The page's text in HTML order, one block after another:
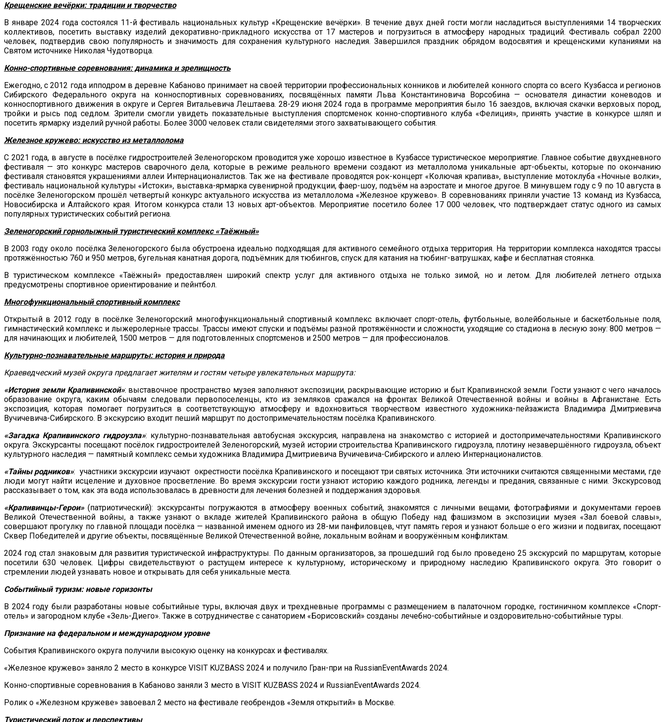
Крещенские вечёрки:традиции и творчество
В январе 2024 года состоялся 11-й фестиваль национальных культур «Крещенские вечёрки». В течение двух дней гости могли насладиться выступлениями 14 творческих
коллективов, посетить выставку изделий декоративно-прикладного искусства от 17 мастеров и погрузиться в атмосферу народных традиций. Фестиваль собрал 2200
человек, подтвердив свою популярность и значимость для сохранения культурного наследия. Завершился праздник обрядом водосвятия и крещенскими купаниями на
Святом источнике Николая Чудотворца.
Конно-спортивные соревнования:динамика и зрелищность
Ежегодно, с 2012 года ипподром в деревне Кабаново принимает на своей территории профессиональных конников и любителей конного спорта со всего Кузбасса и регионов
Сибирского Федерального округа на конноспортивных соревнованиях, посвящённых памяти Льва Константиновича Ворсобина — основателя династии коневодов и
конноспортивного движения в округе и Сергея Витальевича Лештаева. 28-29 июня 2024 года в программе мероприятия было 16 заездов, включая скачки верховых пород,
тройки и рысь под седлом. Зрители смогли увидеть показательные выступления спортсменок конно-спортивного клуба «Фелиция», принять участие в конкурсе шляп и
посетить ярмарку изделий ручной работы. Более 3000 человек стали свидетелями этого захватывающего события.
Железное кружево: искусство из металлолома
С 2021 года, в августе в посёлке гидростроителей Зеленогорском проводится уже хорошо известное в Кузбассе туристическое мероприятие. Главное событие двухдневного
фестиваля — это конкурс мастеров сварочного дела, которые в режиме реального времени создают из металлолома уникальные арт-обьекты, которые по окончанию
фестиваля становятся украшениями аллеи Интернационалистов. Так же на фестивале проводятся рок-концерт «Колючая крапива», выступление мотоклуба «Ночные волки»,
фестиваль национальной культуры «Истоки», выставка-ярмарка сувенирной продукции, фаер-шоу, подъём на аэростате и многое другое. В минувшем году с 9 по 10 августа в
посёлке Зеленогорском прошёл четвертый конкурс актуального искусства из металлолома «Железное кружево». В соревнованиях приняли участие 13 команд из Кузбасса,
Новосибирска и Алтайского края. Итогом конкурса стали 13 новых арт-объектов. Мероприятие посетило более 17 000 человек, что подтверждает статус одного из самых
популярных туристических событий региона.
Зеленогорский горнолыжный туристический комплекс«Таёжный»
В 2003 году около посёлка Зеленогорского была обустроена идеально подходящая для активного семейного отдыха территория. На территории комплекса находятся трассы
протяжённостью 760 и 950 метров, бугельная канатная дорога, подъёмник для тюбингов, спуск для катания на тюбинг-ватрушках, кафе и бесплатная стоянка.
В туристическом комплексе «Таёжный» предоставляен широкий спектр услуг для активного отдыха не только зимой, но и летом. Для любителей летнего отдыха
предусмотрены спортивное ориентирование и пейнтбол.
Многофункциональный спортивный комплекс
Открытый в 2012 году в посёлке Зеленогорский многофункциональный спортивный комплекс включает спорт-отель, футбольные, волейбольные и баскетбольные поля,
гимнастический комплекс и лыжеролерные трассы. Трассы имеют спуски и подъёмыразной протяжённости и сложности, уходящие со стадиона в лесную зону: 800 метров —
для начинающих и любителей, 1500 метров — для подготовленных спортсменов и 2500 метров — для профессионалов.
Культурно-познавательные маршруты: история и природа
Краеведческий музей округа предлагает жителям и гостям четыре увлекательных маршрута:
«История земли Крапивинской»: выставочное пространство музея заполняют экспозиции, раскрывающие историю и быт Крапивинской земли. Гости узнают с чего началось
образование округа, каким обычаям следовали первопоселенцы, кто из земляков сражался на фронтах Великой Отечественной войны и войны в Афганистане. Есть
экспозиция, которая помогает погрузиться в соответствующую атмосферу и вдохновиться творчеством известного художника-пейзажиста Владимира Дмитриевича
Вучичевича-Сибирского. В экскурсию входит пеший маршрут по достопримечательностям посёлка Крапивинского.
«Загадка Крапивинского гидроузла»: культурно-познавательная автобусная экскурсия, направлена на знакомство с историей и достопримечательностями Крапивинского
округа. Экскурсанты посещают посёлок гидростроителей Зеленогорский, музей истории строительства Крапивинского гидроузла, плотину незавершённого гидроузла, объект
культурного наследия — памятный комплекс семьи художника Владимира Дмитриевича Вучичевича-Сибирского и аллею Интернационалистов.
«Тайны родников»: участники экскурсии изучают окрестности посёлка Крапивинского и посещают три святых источника. Эти источники считаются священными местами, где
люди могут найти исцеление и духовное просветление. Во время экскурсии гости узнают историю каждого родника, легенды и предания, связанные с ними. Экскурсовод
рассказывает о том, как эта вода использовалась в древности для лечения болезней и поддержания здоровья.
«Крапивинцы-Герои»(патриотический): экскурсанты погружаются в атмосферу военных событий, знакомятся с личными вещами, фотографиями и документами героев
Великой Отечественной войны, а также узнают о вкладе жителей Крапивинского района в общую Победу над фашизмом в экспозиции музея «Зал боевой славы»,
совершают прогулку по главной площади посёлка — названной именем одного из 28-ми панфиловцев, чтут память героя и узнают больше о его жизни и подвигах, посещают
Сквер Победителей и другие объекты, посвящённые Великой Отечественной войне, локальным войнам и вооружённым конфликтам.
2024 год стал знаковым для развития туристической инфраструктуры. По данным организаторов, за прошедший год было проведено 25 экскурсий по маршрутам, которые
посетили 630 человек. Цифры свидетельствуют о растущем интересе к культурному, историческому и природному наследию Крапивинского округа. Это говорит о
стремлении людей узнавать новое и открывать для себя уникальные места.
Событийный туризм: новые горизонты
В 2024 году были разработаны новые событийные туры, включая двух и трехдневные программы с размещением в палаточном городке, гостиничном комплексе «Спорт-
отель» и загородном клубе «Зель-Диего». Также в сотрудничестве с санаторием «Борисовский» созданы лечебно-событийные и оздоровительно-событийные туры.
Признание на федеральном и международном уровне
События Крапивинского округа получили высокую оценку на конкурсах и фестивалях.
«Железное кружево» заняло 2 место в конкурсе VISIT KUZBASS 2024 и получило Гран-при на RussianEventAwards 2024.
Конно-спортивные соревнования в Кабаново заняли 3 место в VISIT KUZBASS 2024 и RussianEventAwards 2024.
Ролик о «Железном кружеве» завоевал 2 место на фестивале геобрендов «Земля открытий» в Москве.
Туристический поток и перспективы